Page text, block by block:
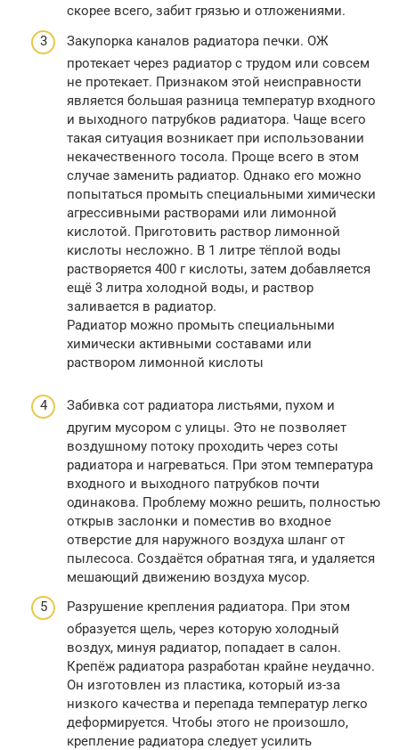
скорее всего, забит грязью и отложениями.
Закупорка каналов радиатора печки. ОЖ
протекает через радиатор с трудом или совсем
не протекает. Признаком этой неисправности
является большая разница температур входного
и выходного патрубков радиатора. Чаще всего
такая ситуация возникает при использовании
некачественного тосола. Проще всего в этом
случае заменить радиатор. Однако его можно
попытаться промыть специальными химически
агрессивными растворами или лимонной
кислотой. Приготовить раствор лимонной
кислоты несложно. В 1 литре тёплой воды
растворяется 400 г кислоты, затем добавляется
ещё 3 литра холодной воды, и раствор
заливается в радиатор.
Радиатор можно промыть специальными
химически активными составами или
раствором лимонной кислоты
Забивка сот радиатора листьями, пухом и
другим мусором с улицы. Это не позволяет
воздушному потоку проходить через соты
радиатора и нагреваться. При этом температура
входного и выходного патрубков почти
одинакова. Проблему можно решить, полностью
открыв заслонки и поместив во входное
отверстие для наружного воздуха шланг от
пылесоса. Создаётся обратная тяга, и удаляется
мешающий движению воздуха мусор.
Разрушение крепления радиатора. При этом
образуется щель, через которую холодный
воздух, минуя радиатор, попадает в салон.
Крепёж радиатора разработан крайне неудачно.
Он изготовлен из пластика, который из-за
низкого качества и перепада температур легко
деформируется. Чтобы этого не произошло,
крепление радиатора следует усилить